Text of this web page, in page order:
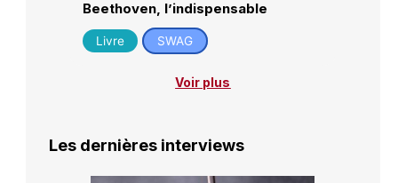
Beethoven, l’indispensable
Livre SWAG
Voir plus
Les dernières interviews